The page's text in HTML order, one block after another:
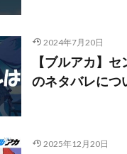
2024年7月20日
【ブルアカ】
のネタバレにつ
2025年12月20日